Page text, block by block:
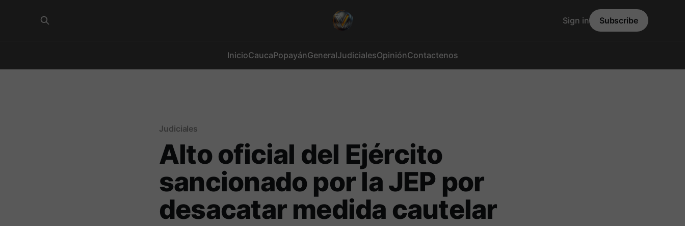
InicioCaucaPopayánGeneralJudicialesOpiniónContactenos
Sign in Subscribe
Judiciales
Alto oficial del Ejército
sancionado por la JEP por
desacatar medida cautelar